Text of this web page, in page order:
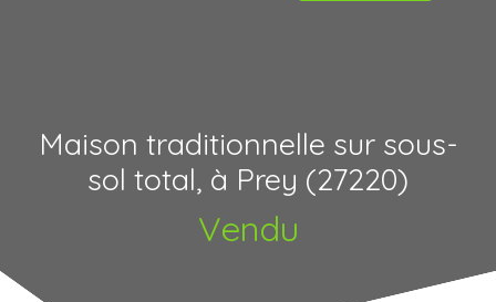
Maison traditionnelle sur sous-
sol total, à Prey (27220)
Vendu